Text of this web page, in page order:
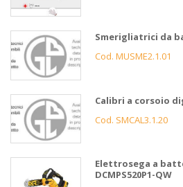
Smerigliatrici da
Cod. MUSME2.1.01
Calibri a corsoio
Cod. SMCAL3.1.20
Elettrosega a
DCMPS520P1-QW